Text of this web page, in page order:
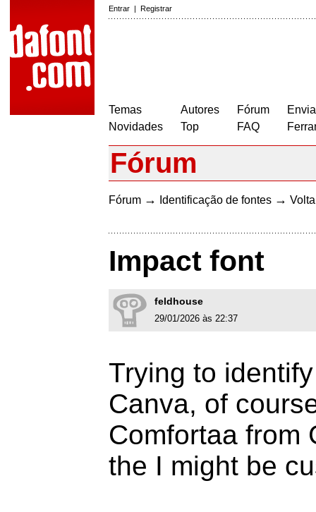
Entrar | Registrar
Temas
Novidades
Autores
Top
Fórum
FAQ
Fórum
Fórum → Identificação de fontes →
Impact font
feldhouse
29/01/2026 às 22:37
Trying to
Canva, of
Comfortaa from
the I might be